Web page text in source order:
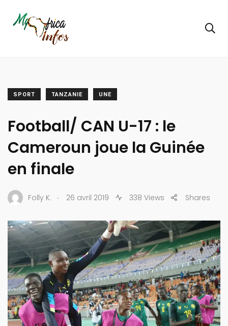
SPORT TANZANIE UNE
Football/ CAN U-17 : le
Cameroun joue la Guinée
en finale
Folly K. . 26 avril 2019 338 Views Shares